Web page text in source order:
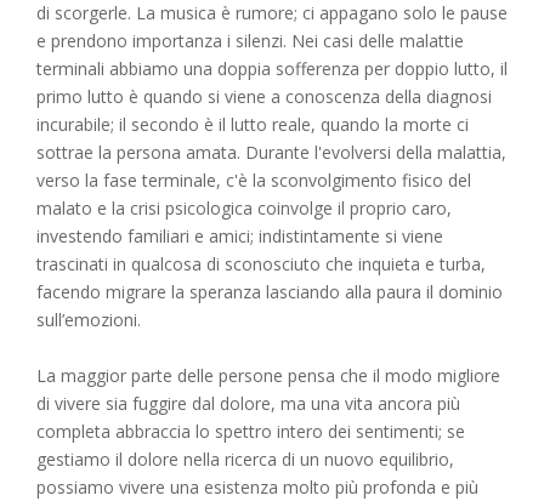
di scorgerle. La musica è rumore; ci appagano solo le pause
e prendono importanza i silenzi. Nei casi delle malattie
terminali abbiamo una doppia sofferenza per doppio lutto, il
primo lutto è quando si viene a conoscenza della diagnosi
incurabile; il secondo è il lutto reale, quando la morte ci
sottrae la persona amata. Durante l'evolversi della malattia,
verso la fase terminale, c'è la sconvolgimento fisico del
malato e la crisi psicologica coinvolge il proprio caro,
investendo familiari e amici; indistintamente si viene
trascinati in qualcosa di sconosciuto che inquieta e turba,
facendo migrare la speranza lasciando alla paura il dominio
sull’emozioni.
La maggior parte delle persone pensa che il modo migliore
di vivere sia fuggire dal dolore, ma una vita ancora più
completa abbraccia lo spettro intero dei sentimenti; se
gestiamo il dolore nella ricerca di un nuovo equilibrio,
possiamo vivere una esistenza molto più profonda e più